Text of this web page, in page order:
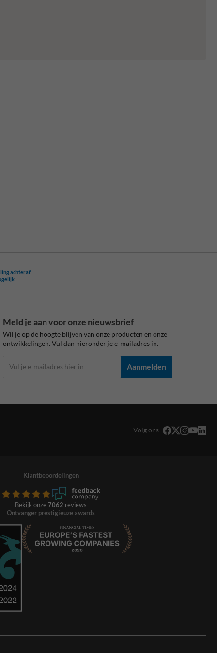
achteraf
Meld je aan voor onze nieuwsbrief
Wil je op de hoogte blijven van onze producten en onze
ontwikkelingen. Vul dan hieronder je e-mailadres in.
Aanmelden
Volg ons
Klantbeoordelingen
Bekijk onze 7062 reviews
Ontvanger prestigieuze awards